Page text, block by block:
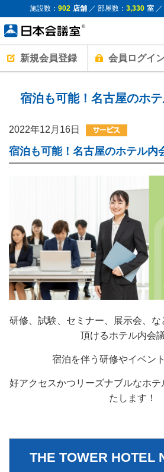
施設数： 902 店舗／ 部屋数： 3,330 室／
新規会員登録 会員ログイン
宿泊も可能！名古屋のホ
2022年12月16日
宿泊も可能！名古屋のホテル内
研修、試験、セミナー、展示会、な
頂けるホテル内会議
宿泊を伴う研修やイベン
好アクセスかつリーズナブルなホ
たします！
THE TOWER HOTEL